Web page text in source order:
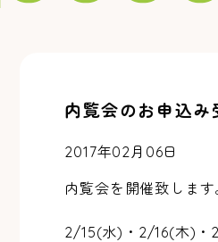
内覧会のお申込み
2017年02月06日
内覧会を開催致します
2/15(水)・2/16(木)